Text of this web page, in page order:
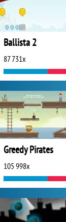
Ballista 2
87 731x
Greedy Pirates
105 998x